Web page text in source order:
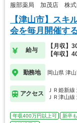
服部薬局 加茂店 株式
【津山市】スキ
会を毎月開催す
す！
給与
【月収】
【年収】
勤務地 岡山県 津
アクセス
ＪＲ姫新線
ＪＲ津山線
年収400万円以上可 新卒